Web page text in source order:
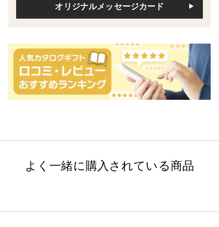
オリジナルメッセージカード
よく一緒に購入されている商品